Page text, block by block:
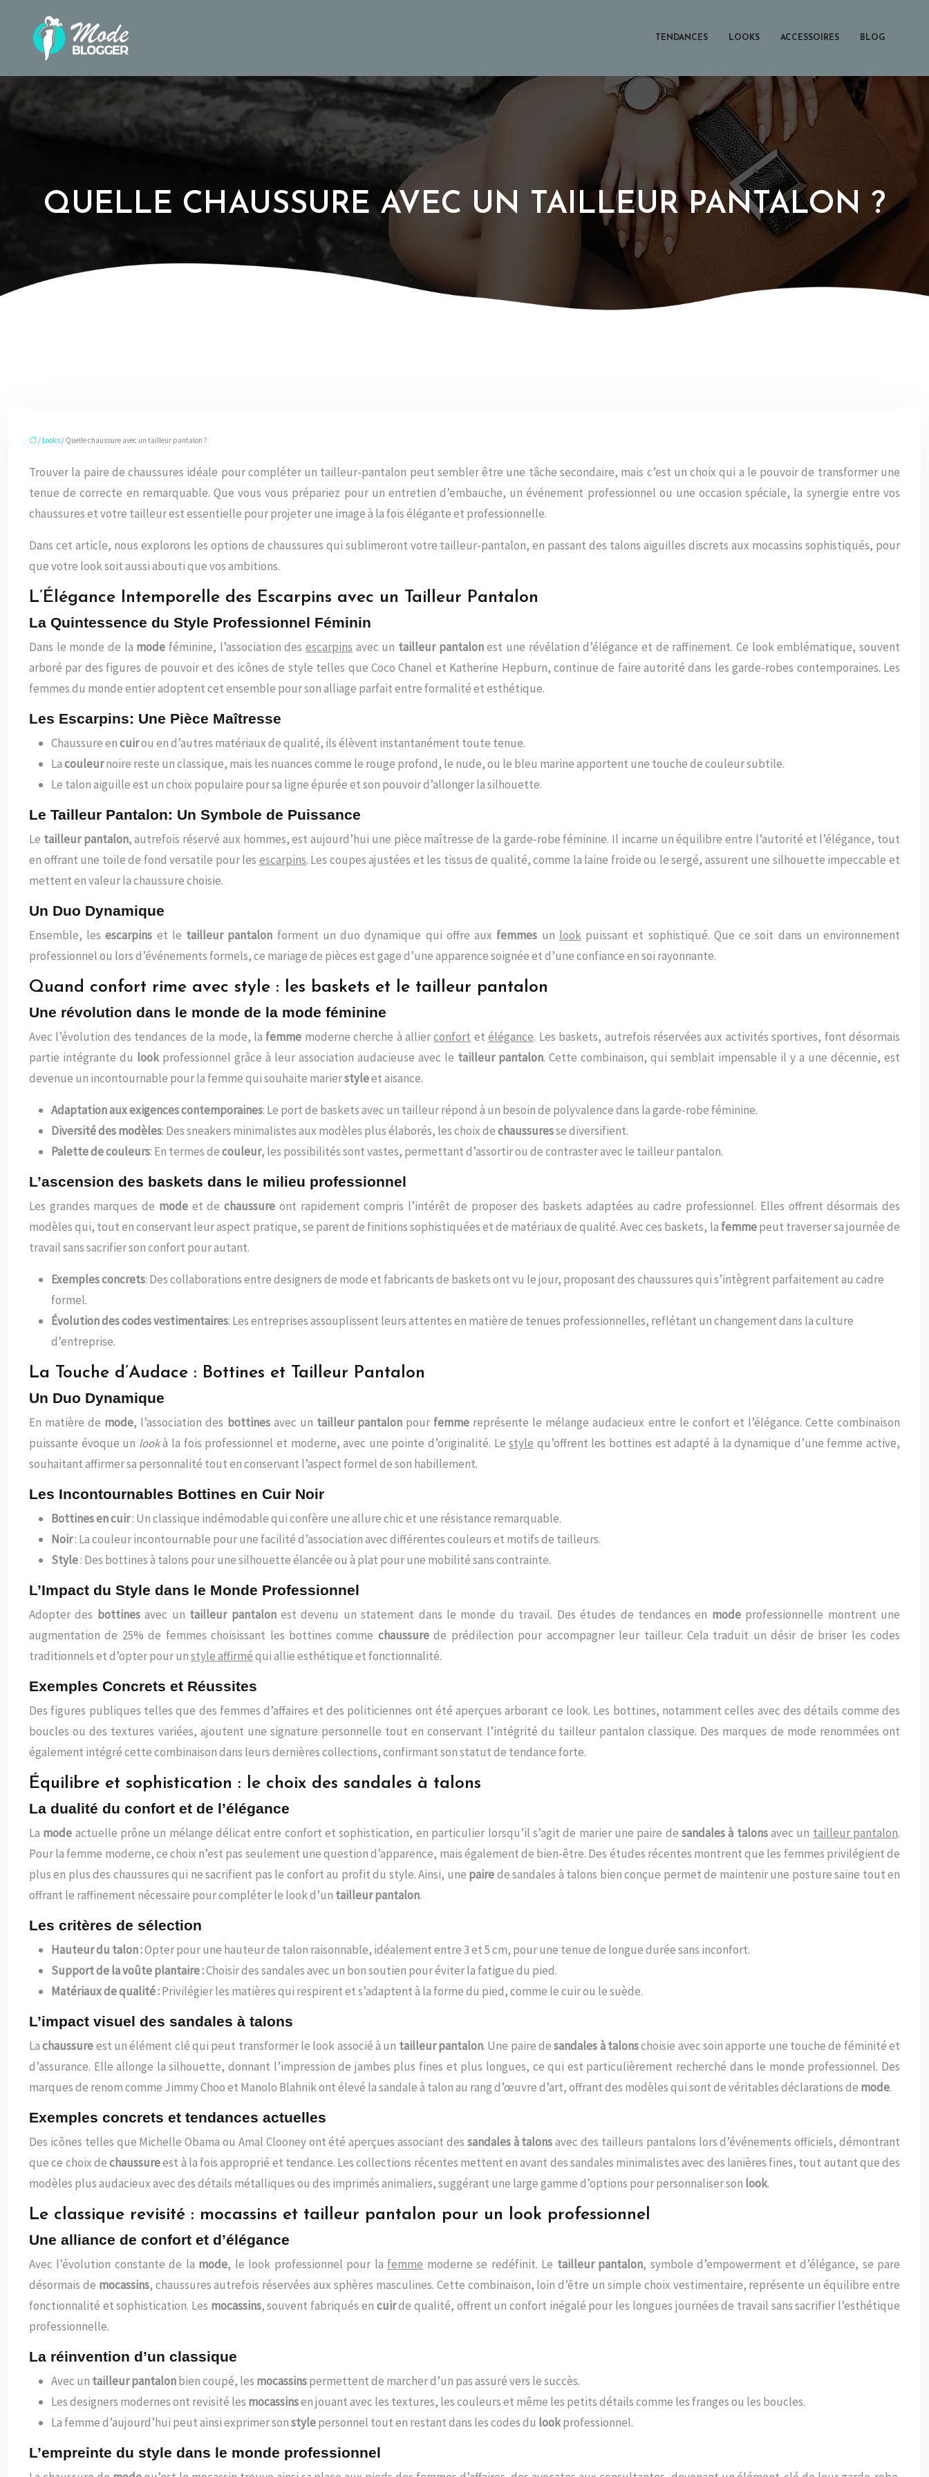
TENDANCES LOOKS ACCESSOIRES BLOG
QUELLE CHAUSSURE AVEC UN TAILLEUR PANTALON ?
/ Looks / Quelle chaussure avec un tailleur pantalon ?
Trouver la paire de chaussures idéale pour compléter un tailleur-pantalon peut sembler être une tâche secondaire, mais c’est un choix qui a le pouvoir de transformer une
tenue de correcte en remarquable. Que vous vous prépariez pour un entretien d’embauche, un événement professionnel ou une occasion spéciale, la synergie entre vos
chaussures et votre tailleur est essentielle pour projeter une image à la fois élégante et professionnelle.
Dans cet article, nous explorons les options de chaussures qui sublimeront votre tailleur-pantalon, en passant des talons aiguilles discrets aux mocassins sophistiqués, pour
que votre look soit aussi abouti que vos ambitions.
L’Élégance Intemporelle des Escarpins avec un Tailleur Pantalon
La Quintessence du Style Professionnel Féminin
Dans le monde de la mode féminine, l’association desescarpins avec un tailleur pantalonest une révélation d’élégance et de raffinement. Ce look emblématique, souvent
arboré par des figures de pouvoir et des icônes de style telles que Coco Chanel et Katherine Hepburn, continue de faire autorité dans les garde-robes contemporaines. Les
femmes du monde entier adoptent cet ensemble pour son alliage parfait entre formalité et esthétique.
Les Escarpins: Une Pièce Maîtresse
Chaussure encuirou en d’autres matériaux de qualité, ils élèvent instantanément toute tenue.
Lacouleurnoire reste un classique, mais les nuances comme le rouge profond, le nude, ou le bleu marine apportent une touche de couleur subtile.
Le talon aiguille est un choix populaire pour sa ligne épurée et son pouvoir d’allonger la silhouette.
Le Tailleur Pantalon: Un Symbole de Puissance
Le tailleur pantalon, autrefois réservé aux hommes, est aujourd’hui une pièce maîtresse de la garde-robe féminine. Il incarne un équilibre entre l’autorité et l’élégance, tout
en offrant une toile de fond versatile pour les escarpins. Les coupes ajustées et les tissus de qualité, comme la laine froide ou le sergé, assurent une silhouette impeccable et
mettent en valeur la chaussure choisie.
Un Duo Dynamique
Ensemble, lesescarpins et le tailleur pantalon forment un duo dynamique qui offre aux femmes un lookpuissant et sophistiqué. Que ce soit dans un environnement
professionnel ou lors d’événements formels, ce mariage de pièces est gage d’une apparence soignée et d’une confiance en soi rayonnante.
Quand confort rime avec style : les baskets et le tailleur pantalon
Une révolution dans le monde de la mode féminine
Avec l’évolution des tendances de la mode, la femme moderne cherche à allierconfort etélégance. Les baskets, autrefois réservées aux activités sportives, font désormais
partie intégrante du lookprofessionnel grâce à leur association audacieuse avec le tailleur pantalon. Cette combinaison, qui semblait impensable il y a une décennie, est
devenue un incontournable pour la femme qui souhaite marierstyleet aisance.
Adaptation aux exigences contemporaines: Le port de baskets avec un tailleur répond à un besoin de polyvalence dans la garde-robe féminine.
Diversité des modèles: Des sneakers minimalistes aux modèles plus élaborés, les choix dechaussuresse diversifient.
Palette de couleurs: En termes decouleur, les possibilités sont vastes, permettant d’assortir ou de contraster avec le tailleur pantalon.
L’ascension des baskets dans le milieu professionnel
Les grandes marques de modeet dechaussure ont rapidement compris l’intérêt de proposer des baskets adaptées au cadre professionnel. Elles offrent désormais des
modèles qui, tout en conservant leur aspect pratique, se parent de finitions sophistiquées et de matériaux de qualité. Avec ces baskets, la femmepeut traverser sa journée de
travail sans sacrifier son confort pour autant.
Exemples concrets: Des collaborations entre designers de mode et fabricants de baskets ont vu le jour, proposant des chaussures qui s’intègrent parfaitement au cadre
formel.
Évolution des codes vestimentaires: Les entreprises assouplissent leurs attentes en matière de tenues professionnelles, reflétant un changement dans la culture
d’entreprise.
La Touche d’Audace : Bottines et Tailleur Pantalon
Un Duo Dynamique
En matière de mode, l’association des bottinesavec un tailleur pantalonpour femme représente le mélange audacieux entre le confort et l’élégance. Cette combinaison
puissante évoque un lookà la fois professionnel et moderne, avec une pointe d’originalité. Lestyle qu’offrent les bottines est adapté à la dynamique d’une femme active,
souhaitant affirmer sa personnalité tout en conservant l’aspect formel de son habillement.
Les Incontournables Bottines en Cuir Noir
Bottines en cuir: Un classique indémodable qui confère une allure chic et une résistance remarquable.
Noir: La couleur incontournable pour une facilité d’association avec différentes couleurs et motifs de tailleurs.
Style: Des bottines à talons pour une silhouette élancée ou à plat pour une mobilité sans contrainte.
L’Impact du Style dans le Monde Professionnel
Adopter des bottinesavec un tailleur pantalonest devenu un statement dans le monde du travail. Des études de tendances en modeprofessionnelle montrent une
augmentation de 25% de femmes choisissant les bottines comme chaussurede prédilection pour accompagner leur tailleur. Cela traduit un désir de briser les codes
traditionnels et d’opter pour unstyle affirméqui allie esthétique et fonctionnalité.
Exemples Concrets et Réussites
Des figures publiques telles que des femmes d’affaires et des politiciennes ont été aperçues arborant ce look. Les bottines, notamment celles avec des détails comme des
boucles ou des textures variées, ajoutent une signature personnelle tout en conservant l’intégrité du tailleur pantalon classique. Des marques de mode renommées ont
également intégré cette combinaison dans leurs dernières collections, confirmant son statut de tendance forte.
Équilibre et sophistication : le choix des sandales à talons
La dualité du confort et de l’élégance
La mode actuelle prône un mélange délicat entre confort et sophistication, en particulier lorsqu’il s’agit de marier une paire de sandales à talonsavec un tailleur pantalon.
Pour la femme moderne, ce choix n’est pas seulement une question d’apparence, mais également de bien-être. Des études récentes montrent que les femmes privilégient de
plus en plus des chaussures qui ne sacrifient pas le confort au profit du style. Ainsi, une pairede sandales à talons bien conçue permet de maintenir une posture saine tout en
offrant le raffinement nécessaire pour compléter le look d’un tailleur pantalon.
Les critères de sélection
Hauteur du talon :Opter pour une hauteur de talon raisonnable, idéalement entre 3 et 5 cm, pour une tenue de longue durée sans inconfort.
Support de la voûte plantaire :Choisir des sandales avec un bon soutien pour éviter la fatigue du pied.
Matériaux de qualité :Privilégier les matières qui respirent et s’adaptent à la forme du pied, comme le cuir ou le suède.
L’impact visuel des sandales à talons
Lachaussureest un élément clé qui peut transformer le look associé à un tailleur pantalon. Une paire desandales à talonschoisie avec soin apporte une touche de féminité et
d’assurance. Elle allonge la silhouette, donnant l’impression de jambes plus fines et plus longues, ce qui est particulièrement recherché dans le monde professionnel. Des
marques de renom comme Jimmy Choo et Manolo Blahnik ont élevé la sandale à talon au rang d’œuvre d’art, offrant des modèles qui sont de véritables déclarations de mode.
Exemples concrets et tendances actuelles
Des icônes telles que Michelle Obama ou Amal Clooney ont été aperçues associant des sandales à talonsavec des tailleurs pantalons lors d’événements officiels, démontrant
que ce choix dechaussureest à la fois approprié et tendance. Les collections récentes mettent en avant des sandales minimalistes avec des lanières fines, tout autant que des
modèles plus audacieux avec des détails métalliques ou des imprimés animaliers, suggérant une large gamme d’options pour personnaliser son look.
Le classique revisité : mocassins et tailleur pantalon pour un look professionnel
Une alliance de confort et d’élégance
Avec l’évolution constante de la mode, le look professionnel pour la femme moderne se redéfinit. Le tailleur pantalon, symbole d’empowerment et d’élégance, se pare
désormais de mocassins, chaussures autrefois réservées aux sphères masculines. Cette combinaison, loin d’être un simple choix vestimentaire, représente un équilibre entre
fonctionnalité et sophistication. Les mocassins, souvent fabriqués en cuirde qualité, offrent un confort inégalé pour les longues journées de travail sans sacrifier l’esthétique
professionnelle.
La réinvention d’un classique
Avec un tailleur pantalonbien coupé, les mocassinspermettent de marcher d’un pas assuré vers le succès.
Les designers modernes ont revisité les mocassinsen jouant avec les textures, les couleurs et même les petits détails comme les franges ou les boucles.
La femme d’aujourd’hui peut ainsi exprimer sonstylepersonnel tout en restant dans les codes du lookprofessionnel.
L’empreinte du style dans le monde professionnel